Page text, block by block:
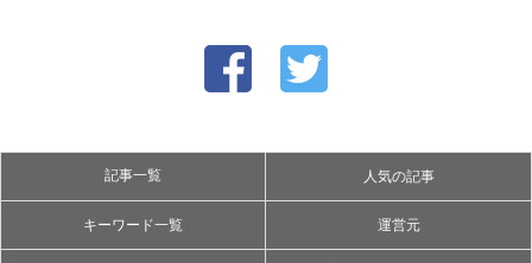
記事一覧 人気の記事
キーワード一覧 運営元